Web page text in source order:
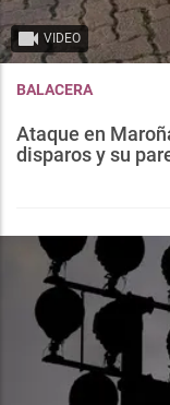
VIDEO
BALACERA
Ataque en
disparos y su